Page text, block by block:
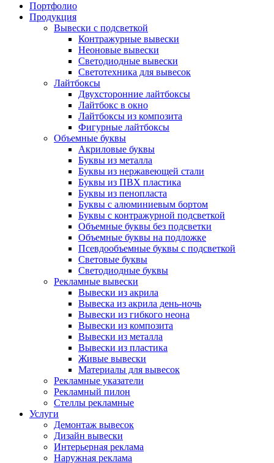
Портфолио
Продукция
Вывески с подсветкой
Контражурные вывески
Неоновые вывески
Светодиодные вывески
Светотехника для вывесок
Лайтбоксы
Двухсторонние лайтбоксы
Лайтбокс в окно
Лайтбоксы из композита
Фигурные лайтбоксы
Объемные буквы
Акриловые буквы
Буквы из металла
Буквы из нержавеющей стали
Буквы из ПВХ пластика
Буквы из пенопласта
Буквы с алюминиевым бортом
Буквы с контражурной подсветкой
Объемные буквы без подсветки
Объемные буквы на подложке
Псевдообъемные буквы с подсветкой
Световые буквы
Светодиодные буквы
Рекламные вывески
Вывески из акрила
Вывеска из акрила день-ночь
Вывески из гибкого неона
Вывески из композита
Вывески из металла
Вывески из пластика
Живые вывески
Материалы для вывесок
Рекламные указатели
Рекламный пилон
Стеллы рекламные
Услуги
Демонтаж вывесок
Дизайн вывески
Интерьерная реклама
Наружная реклама